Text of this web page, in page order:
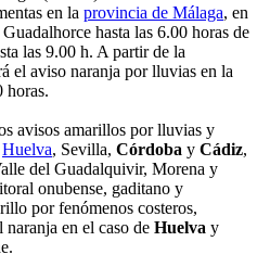
en la provincia de Málaga, en
hasta las 6.00 horas de
las 9.00 h. A partir de la
el aviso naranja por lluvias en la
horas.
avisos amarillos por lluvias y
Huelva, Sevilla, Córdoba y Cádiz,
del Guadalquivir, Morena y
onubense, gaditano y
por fenómenos costeros,
naranja en el caso de Huelva y